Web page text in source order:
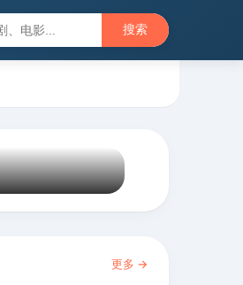
搜索
更多 →